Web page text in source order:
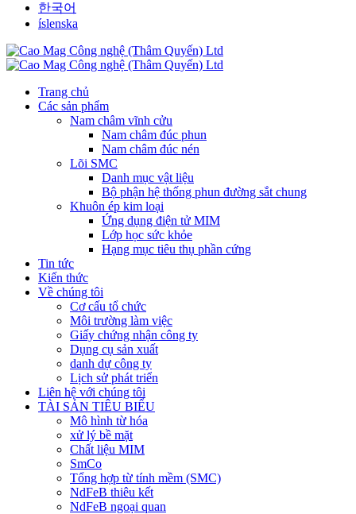
한국어
íslenska
Trang chủ
Các sản phẩm
Nam châm vĩnh cửu
Nam châm đúc phun
Nam châm đúc nén
Lõi SMC
Danh mục vật liệu
Bộ phận hệ thống phun đường sắt chung
Khuôn ép kim loại
Ứng dụng điện tử MIM
Lớp học sức khỏe
Hạng mục tiêu thụ phần cứng
Tin tức
Kiến thức
Về chúng tôi
Cơ cấu tổ chức
Môi trường làm việc
Giấy chứng nhận công ty
Dụng cụ sản xuất
danh dự công ty
Lịch sử phát triển
Liên hệ với chúng tôi
TÀI SẢN TIÊU BIỂU
Mô hình từ hóa
xử lý bề mặt
Chất liệu MIM
SmCo
Tổng hợp từ tính mềm (SMC)
NdFeB thiêu kết
NdFeB ngoại quan